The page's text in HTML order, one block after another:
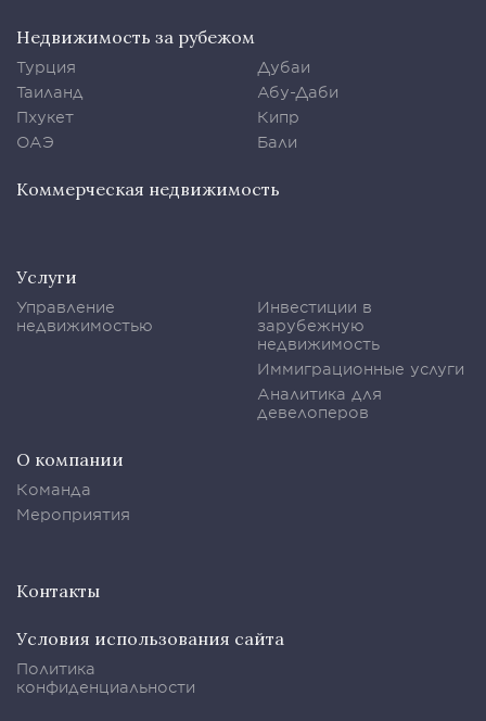
Недвижимость за рубежом
Турция
Таиланд
Пхукет
ОАЭ
Дубаи
Абу-Даби
Кипр
Бали
Коммерческая недвижимость
Услуги
Управление
недвижимостью
Инвестиции в
зарубежную
недвижимость
Иммиграционные услуги
Аналитика для
девелоперов
О компании
Команда
Мероприятия
Контакты
Условия использования сайта
Политика
конфиденциальности